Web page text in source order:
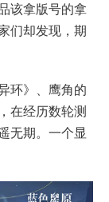
该拿版号的拿
们却发现，期
环》、鹰角的
在经历数轮测
无期。一个显